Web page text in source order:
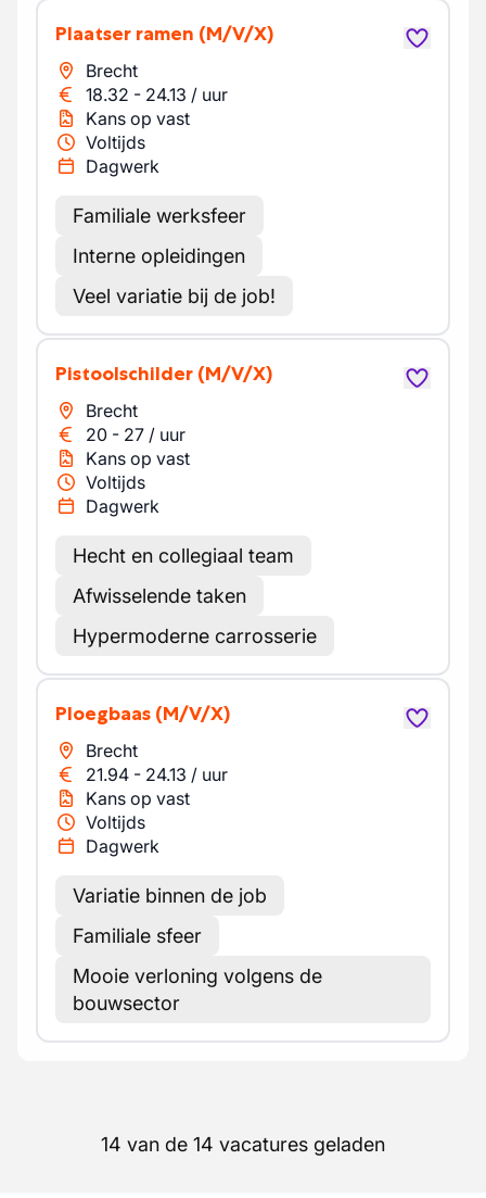
Plaatser ramen (M/V/X)
Brecht
18.32 - 24.13 / uur
Kans op vast
Voltijds
Dagwerk
Familiale werksfeer
Interne opleidingen
Veel variatie bij de job!
Pistoolschilder (M/V/X)
Brecht
20 - 27 / uur
Kans op vast
Voltijds
Dagwerk
Hecht en collegiaal team
Afwisselende taken
Hypermoderne carrosserie
Ploegbaas (M/V/X)
Brecht
21.94 - 24.13 / uur
Kans op vast
Voltijds
Dagwerk
Variatie binnen de job
Familiale sfeer
Mooie verloning volgens de
bouwsector
14 van de 14 vacatures geladen